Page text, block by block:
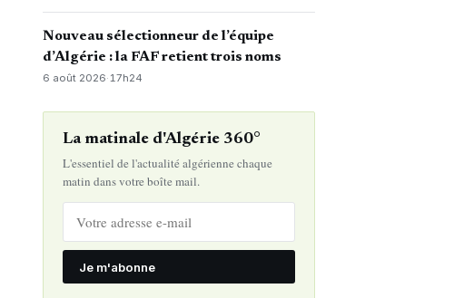
Nouveau sélectionneur de l’équipe
d’Algérie : la FAF retient trois noms
6 août 2026· 17h24
La matinale d'Algérie 360°
L'essentiel de l'actualité algérienne chaque
matin dans votre boîte mail.
Je m'abonne